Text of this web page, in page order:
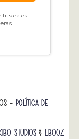
- POLÍTICA DE
STUDIOS & EBOOZ